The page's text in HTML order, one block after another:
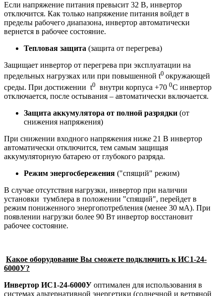
Если напряжение питания превысит 32 В, инвертор
отключится. Как только напряжение питания войдет в
пределы рабочего диапазона, инвертор автоматически
вернется в рабочее состояние.
Тепловая защита (защита от перегрева)
Защищает инвертор от перегрева при эксплуатации на
предельных нагрузках или при повышенной t0 окружающей
среды. При достижении t0 внутри корпуса +70 0С инвертор
отключается, после остывания – автоматически включается.
Защита аккумулятора от полной разрядки (от
снижения напряжения)
При снижении входного напряжения ниже 21 В инвертор
автоматически отключится, тем самым защищая
аккумуляторную батарею от глубокого разряда.
Режим энергосбережения ("спящий" режим)
В случае отсутствия нагрузки, инвертор при наличии
установки тумблера в положении "спящий", перейдет в
режим пониженного энергопотребления (менее 30 мА). При
появлении нагрузки более 90 Вт инвертор восстановит
рабочее состояние.
Какое оборудование Вы сможете подключить к ИС1-24-
6000У?
Инвертор ИС1-24-6000У оптимален для использования в
системах альтернативной энергетики (солнечной и ветряной